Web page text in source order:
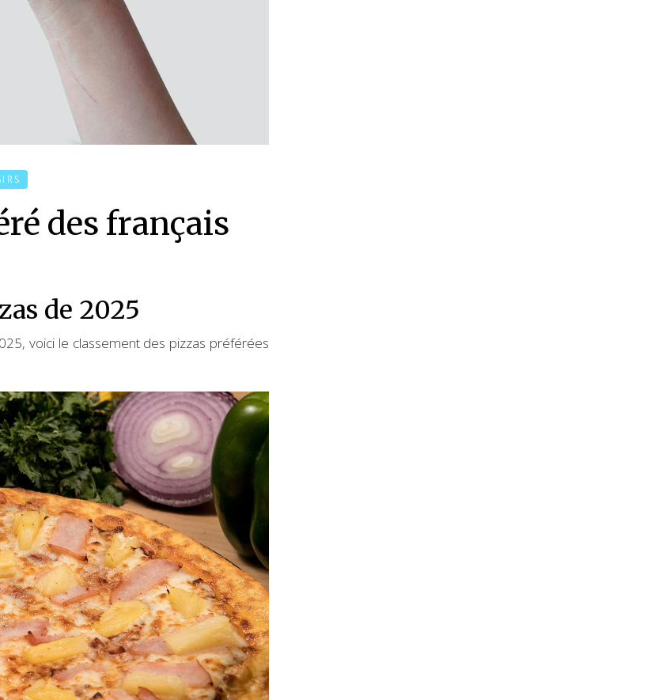
des français
de 2025
voici le classement des pizzas préférées